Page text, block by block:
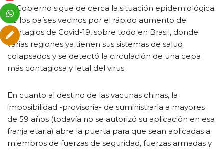
El Gobierno sigue de cerca la situación epidemiológica
de los países vecinos por el rápido aumento de
contagios de Covid-19, sobre todo en Brasil, donde
varias regiones ya tienen sus sistemas de salud
colapsados y se detectó la circulación de una cepa
más contagiosa y letal del virus.
En cuanto al destino de las vacunas chinas, la
imposibilidad -provisoria- de suministrarla a mayores
de 59 años (todavía no se autorizó su aplicación en esa
franja etaria) abre la puerta para que sean aplicadas a
miembros de fuerzas de seguridad, fuerzas armadas y